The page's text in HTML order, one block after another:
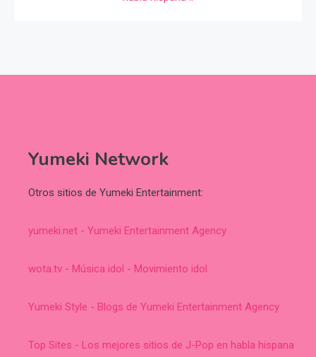
Yumeki Network
Otros sitios de Yumeki Entertainment:
yumeki.net - Yumeki Entertainment Agency
wota.tv - Música idol - Movimiento idol
Yumeki Style - Blogs de Yumeki Entertainment Agency
Top Sites - Los mejores sitios de J-Pop en habla hispana